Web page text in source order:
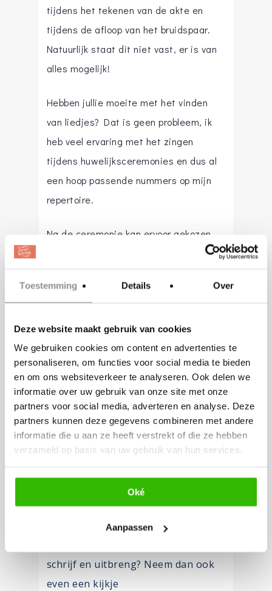
Toestemming Details Over
Deze website maakt gebruik van cookies
We gebruiken cookies om content en advertenties te
personaliseren, om functies voor social media te bieden
en om ons websiteverkeer te analyseren. Ook delen we
informatie over uw gebruik van onze site met onze
partners voor social media, adverteren en analyse. Deze
partners kunnen deze gegevens combineren met andere
informatie die u aan ze heeft verstrekt of die ze hebben
verzameld op basis van uw gebruik van hun services.
Oké
Aanpassen
tijdens het tekenen van de akte en
tijdens de afloop van het bruidspaar.
Natuurlijk staat dit niet vast, er is van
alles mogelijk!
Hebben jullie moeite met het vinden
van liedjes? Dat is geen probleem, ik
heb veel ervaring met het zingen
tijdens huwelijksceremonies en dus al
een hoop passende nummers op mijn
repertoire.
Na de ceremonie kan ervoor gekozen
worden om livemuziek toe te voegen
graag aanvullen met fijne
twee keer een half uur.
Bij interesse kunnen we een
videogesprek (zoom/teams) in plannen
om even kennis te maken en jullie
wensen te bespreken. Neem contact
op om een gesprek in te plannen.
kijkje op mijn website
http://www.muziekmetsabien.nlop
info@sabienmusic.com
schrijf en uitbreng? Neem dan ook
even een kijkje